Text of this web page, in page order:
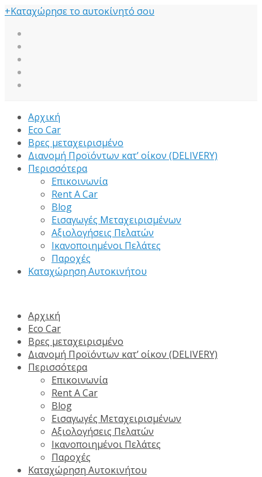
+Καταχώρησε το αυτοκίνητό σου
Αρχική
Eco Car
Βρες μεταχειρισμένο
Διανομή Προϊόντων κατ’ οίκον (DELIVERY)
Περισσότερα
Επικοινωνία
Rent A Car
Blog
Εισαγωγές Μεταχειρισμένων
Αξιολογήσεις Πελατών
Ικανοποιημένοι Πελάτες
Παροχές
Καταχώρηση Αυτοκινήτου
Αρχική
Eco Car
Βρες μεταχειρισμένο
Διανομή Προϊόντων κατ’ οίκον (DELIVERY)
Περισσότερα
Επικοινωνία
Rent A Car
Blog
Εισαγωγές Μεταχειρισμένων
Αξιολογήσεις Πελατών
Ικανοποιημένοι Πελάτες
Παροχές
Καταχώρηση Αυτοκινήτου